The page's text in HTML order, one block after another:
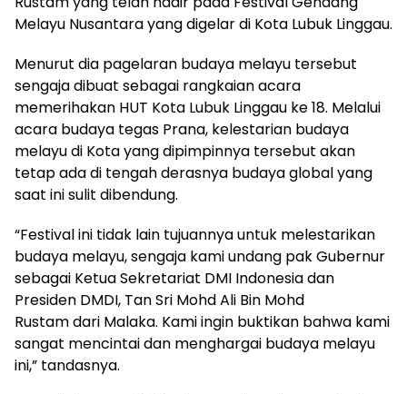
Melayu Nusantara yang digelar di Kota Lubuk Linggau.
Menurut dia pagelaran budaya melayu tersebut
sengaja dibuat sebagai rangkaian acara
memerihakan HUT Kota Lubuk Linggau ke 18. Melalui
acara budaya tegas Prana, kelestarian budaya
melayu di Kota yang dipimpinnya tersebut akan
tetap ada di tengah derasnya budaya global yang
saat ini sulit dibendung.
“Festival ini tidak lain tujuannya untuk melestarikan
budaya melayu, sengaja kami undang pak Gubernur
sebagai Ketua Sekretariat DMI Indonesia dan
Presiden DMDI, Tan Sri Mohd Ali Bin Mohd
Rustam dari Malaka. Kami ingin buktikan bahwa kami
sangat mencintai dan menghargai budaya melayu
ini,” tandasnya.